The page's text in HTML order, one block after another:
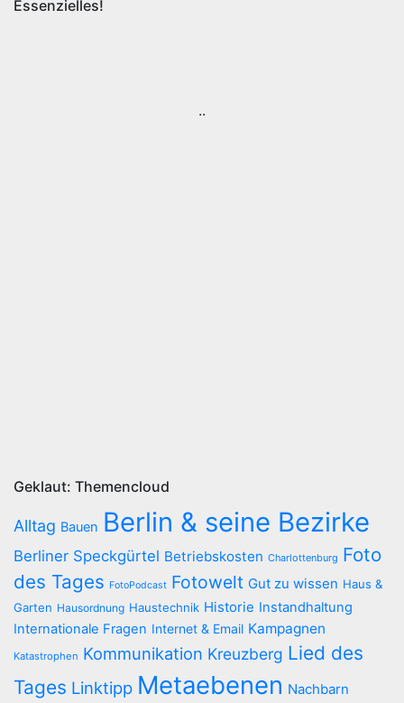
Essenzielles!
..
Geklaut: Themencloud
Alltag Bauen Berlin & seine Bezirke
Berliner Speckgürtel Betriebskosten Charlottenburg Foto
des Tages FotoPodcast Fotowelt Gut zu wissen Haus &
Garten Hausordnung Haustechnik Historie Instandhaltung
Internationale Fragen Internet & Email Kampagnen
Katastrophen Kommunikation Kreuzberg Lied des
Tages Linktipp Metaebenen Nachbarn